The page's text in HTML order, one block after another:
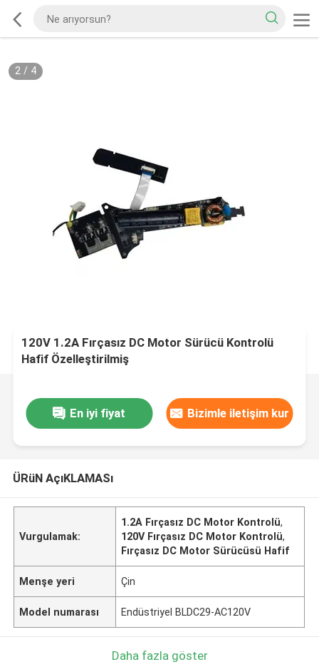
2/ 4
120V 1.2A Fırçasız DC Motor Sürücü Kontrolü
Hafif Özelleştirilmiş
En iyi fiyat Bizimle iletişim kur
ÜRüN AçıKLAMASı
Vurgulamak:
1.2A Fırçasız DC Motor Kontrolü,
120V Fırçasız DC Motor Kontrolü,
Fırçasız DC Motor Sürücüsü Hafif
Menşe yeri Çin
Model numarası Endüstriyel BLDC29-AC120V
Daha fazla göster